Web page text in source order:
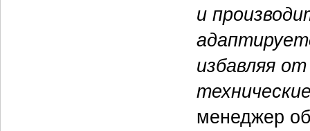
и
избавляя
менеджер